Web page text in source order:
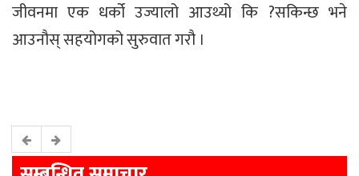
जीवनमा एक धर्को उज्यालो आउथ्यो कि ?सकिन्छ भने
आउनौस् सहयोगको सुरुवात गरौ ।